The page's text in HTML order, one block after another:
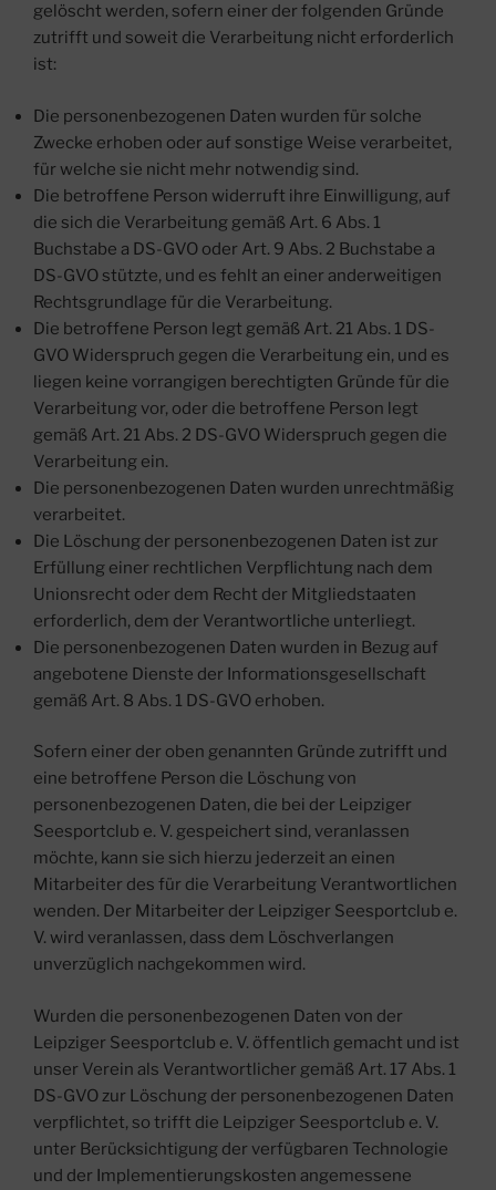
gelöscht werden, sofern einer der folgenden Gründe
zutrifft und soweit die Verarbeitung nicht erforderlich
ist:
Die personenbezogenen Daten wurden für solche
Zwecke erhoben oder auf sonstige Weise verarbeitet,
für welche sie nicht mehr notwendig sind.
Die betroffene Person widerruft ihre Einwilligung, auf
die sich die Verarbeitung gemäß Art. 6 Abs. 1
Buchstabe a DS-GVO oder Art. 9 Abs. 2 Buchstabe a
DS-GVO stützte, und es fehlt an einer anderweitigen
Rechtsgrundlage für die Verarbeitung.
Die betroffene Person legt gemäß Art. 21 Abs. 1 DS-
GVO Widerspruch gegen die Verarbeitung ein, und es
liegen keine vorrangigen berechtigten Gründe für die
Verarbeitung vor, oder die betroffene Person legt
gemäß Art. 21 Abs. 2 DS-GVO Widerspruch gegen die
Verarbeitung ein.
Die personenbezogenen Daten wurden unrechtmäßig
verarbeitet.
Die Löschung der personenbezogenen Daten ist zur
Erfüllung einer rechtlichen Verpflichtung nach dem
Unionsrecht oder dem Recht der Mitgliedstaaten
erforderlich, dem der Verantwortliche unterliegt.
Die personenbezogenen Daten wurden in Bezug auf
angebotene Dienste der Informationsgesellschaft
gemäß Art. 8 Abs. 1 DS-GVO erhoben.
Sofern einer der oben genannten Gründe zutrifft und
eine betroffene Person die Löschung von
personenbezogenen Daten, die bei der Leipziger
Seesportclub e. V. gespeichert sind, veranlassen
möchte, kann sie sich hierzu jederzeit an einen
Mitarbeiter des für die Verarbeitung Verantwortlichen
wenden. Der Mitarbeiter der Leipziger Seesportclub e.
V. wird veranlassen, dass dem Löschverlangen
unverzüglich nachgekommen wird.
Wurden die personenbezogenen Daten von der
Leipziger Seesportclub e. V. öffentlich gemacht und ist
unser Verein als Verantwortlicher gemäß Art. 17 Abs. 1
DS-GVO zur Löschung der personenbezogenen Daten
verpflichtet, so trifft die Leipziger Seesportclub e. V.
unter Berücksichtigung der verfügbaren Technologie
und der Implementierungskosten angemessene